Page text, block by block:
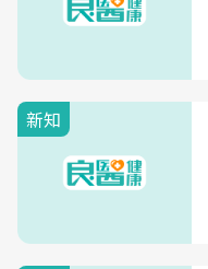
新知